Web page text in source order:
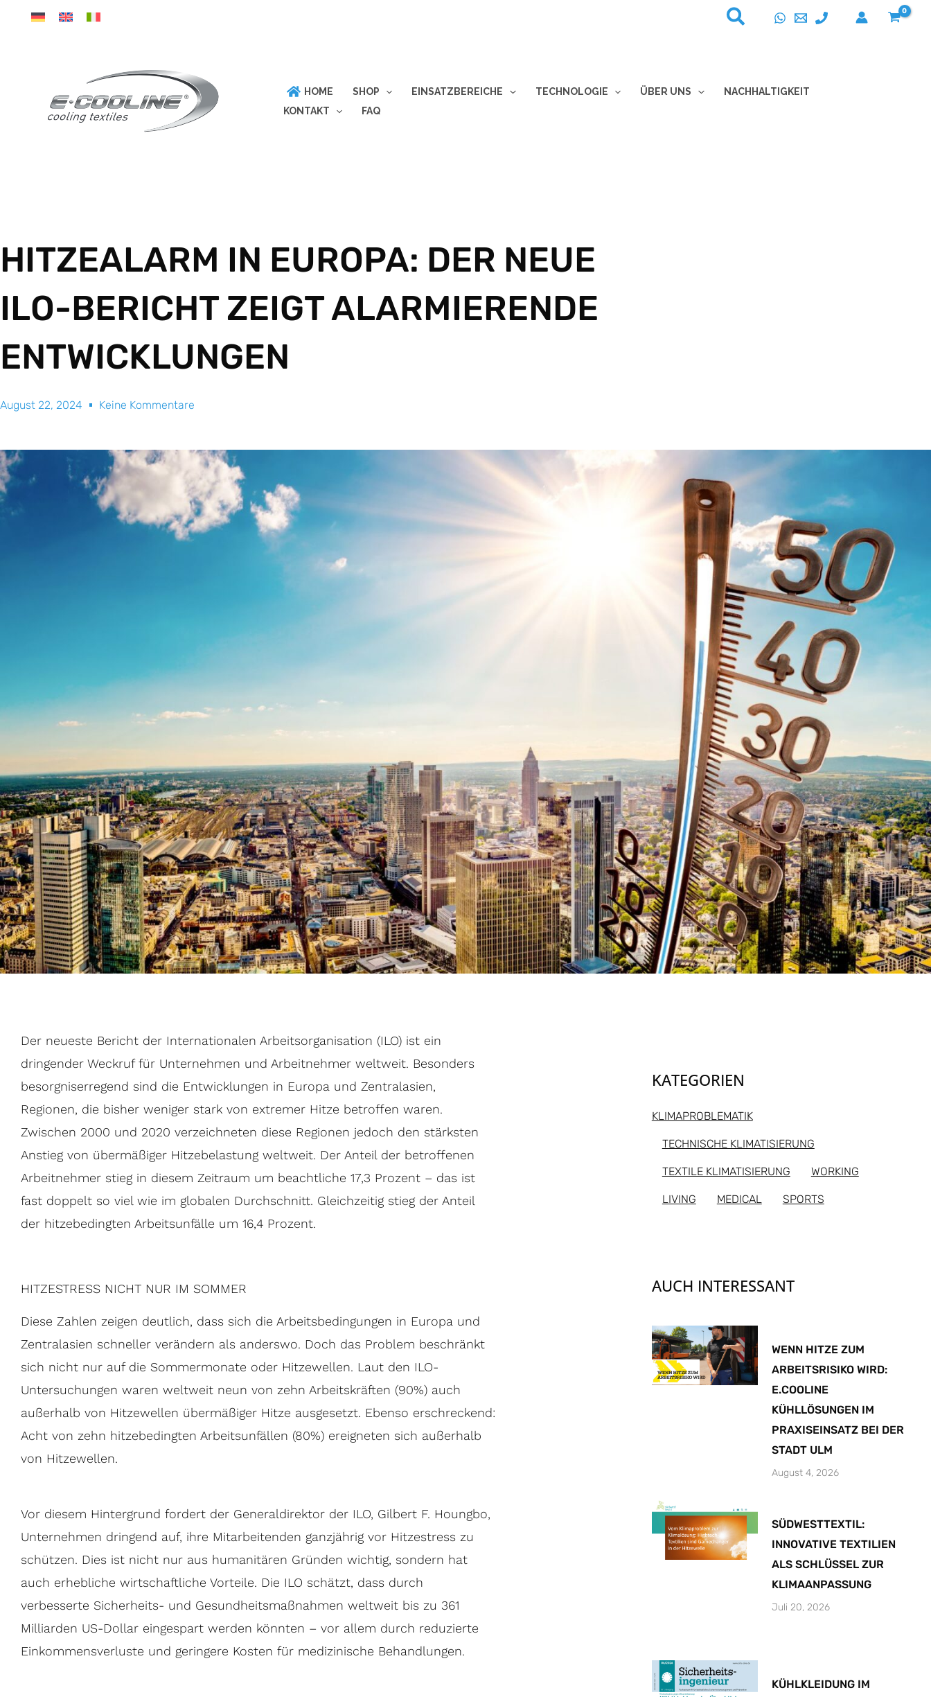
HOME SHOP EINSATZBEREICHE TECHNOLOGIE ÜBER UNS
NACHHALTIGKEIT
KONTAKT
FAQ
HITZEALARM IN EUROPA: DER NEUE
ILO-BERICHT ZEIGT ALARMIERENDE
ENTWICKLUNGEN
August 22, 2024 Keine Kommentare
Der neueste Bericht der Internationalen Arbeitsorganisation (ILO) ist ein
dringender Weckruf für Unternehmen und Arbeitnehmer weltweit. Besonders
besorgniserregend sind die Entwicklungen in Europa und Zentralasien,
Regionen, die bisher weniger stark von extremer Hitze betroffen waren.
Zwischen 2000 und 2020 verzeichneten diese Regionen jedoch den stärksten
Anstieg von übermäßiger Hitzebelastung weltweit. Der Anteil der betroffenen
Arbeitnehmer stieg in diesem Zeitraum um beachtliche 17,3 Prozent – das ist
fast doppelt so viel wie im globalen Durchschnitt. Gleichzeitig stieg der Anteil
der hitzebedingten Arbeitsunfälle um 16,4 Prozent.
HITZESTRESS NICHT NUR IM SOMMER
Diese Zahlen zeigen deutlich, dass sich die Arbeitsbedingungen in Europa und
Zentralasien schneller verändern als anderswo. Doch das Problem beschränkt
sich nicht nur auf die Sommermonate oder Hitzewellen. Laut den ILO-
Untersuchungen waren weltweit neun von zehn Arbeitskräften (90%) auch
außerhalb von Hitzewellen übermäßiger Hitze ausgesetzt. Ebenso erschreckend:
Acht von zehn hitzebedingten Arbeitsunfällen (80%) ereigneten sich außerhalb
von Hitzewellen.
Vor diesem Hintergrund fordert der Generaldirektor der ILO, Gilbert F. Houngbo,
Unternehmen dringend auf, ihre Mitarbeitenden ganzjährig vor Hitzestress zu
schützen. Dies ist nicht nur aus humanitären Gründen wichtig, sondern hat
auch erhebliche wirtschaftliche Vorteile. Die ILO schätzt, dass durch
verbesserte Sicherheits- und Gesundheitsmaßnahmen weltweit bis zu 361
Milliarden US-Dollar eingespart werden könnten – vor allem durch reduzierte
Einkommensverluste und geringere Kosten für medizinische Behandlungen.
KATEGORIEN
KLIMAPROBLEMATIK
TECHNISCHE KLIMATISIERUNG
TEXTILE KLIMATISIERUNG WORKING
LIVING MEDICAL SPORTS
AUCH INTERESSANT
WENN HITZE ZUM
ARBEITSRISIKO WIRD:
E.COOLINE
KÜHLLÖSUNGEN IM
PRAXISEINSATZ BEI DER
STADT ULM
August 4, 2026
SÜDWESTTEXTIL:
INNOVATIVE TEXTILIEN
ALS SCHLÜSSEL ZUR
KLIMAANPASSUNG
Juli 20, 2026
KÜHLKLEIDUNG IM